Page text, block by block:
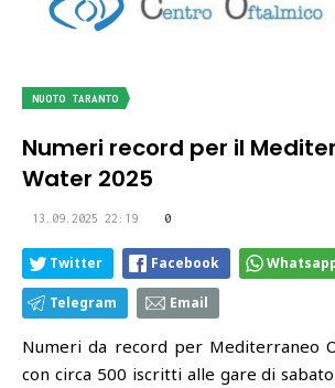
NUOTO TARANTO
Numeri record per il
Water 2025
13.09.2025 22:19 0
Twitter Facebook
Telegram Email
Numeri da record per Mediterraneo
con circa 500 iscritti alle gare di